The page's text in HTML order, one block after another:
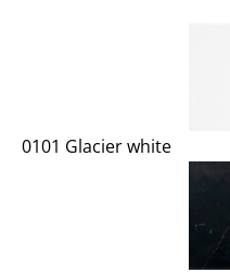
0101 Glacier white